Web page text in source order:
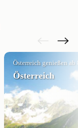
Österreich genießen ab
Österreich